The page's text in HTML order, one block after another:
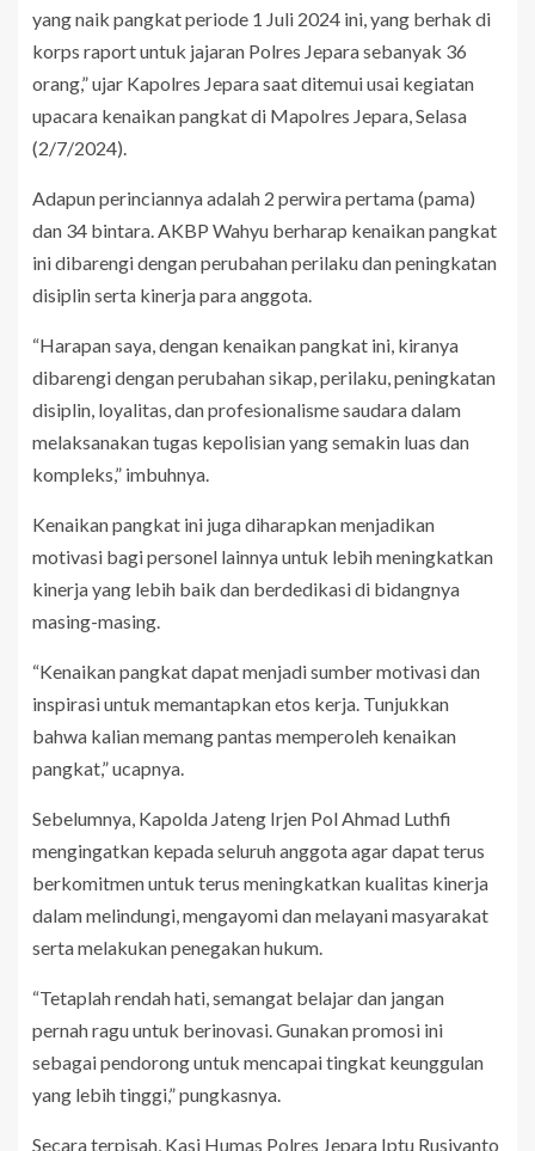
yang naik pangkat periode 1 Juli 2024 ini, yang berhak di
korps raport untuk jajaran Polres Jepara sebanyak 36
orang,” ujar Kapolres Jepara saat ditemui usai kegiatan
upacara kenaikan pangkat di Mapolres Jepara, Selasa
(2/7/2024).
Adapun perinciannya adalah 2 perwira pertama (pama)
dan 34 bintara. AKBP Wahyu berharap kenaikan pangkat
ini dibarengi dengan perubahan perilaku dan peningkatan
disiplin serta kinerja para anggota.
“Harapan saya, dengan kenaikan pangkat ini, kiranya
dibarengi dengan perubahan sikap, perilaku, peningkatan
disiplin, loyalitas, dan profesionalisme saudara dalam
melaksanakan tugas kepolisian yang semakin luas dan
kompleks,” imbuhnya.
Kenaikan pangkat ini juga diharapkan menjadikan
motivasi bagi personel lainnya untuk lebih meningkatkan
kinerja yang lebih baik dan berdedikasi di bidangnya
masing-masing.
“Kenaikan pangkat dapat menjadi sumber motivasi dan
inspirasi untuk memantapkan etos kerja. Tunjukkan
bahwa kalian memang pantas memperoleh kenaikan
pangkat,” ucapnya.
Sebelumnya, Kapolda Jateng Irjen Pol Ahmad Luthfi
mengingatkan kepada seluruh anggota agar dapat terus
berkomitmen untuk terus meningkatkan kualitas kinerja
dalam melindungi, mengayomi dan melayani masyarakat
serta melakukan penegakan hukum.
“Tetaplah rendah hati, semangat belajar dan jangan
pernah ragu untuk berinovasi. Gunakan promosi ini
sebagai pendorong untuk mencapai tingkat keunggulan
yang lebih tinggi,” pungkasnya.
Secara terpisah, Kasi Humas Polres Jepara Iptu Rusiyanto